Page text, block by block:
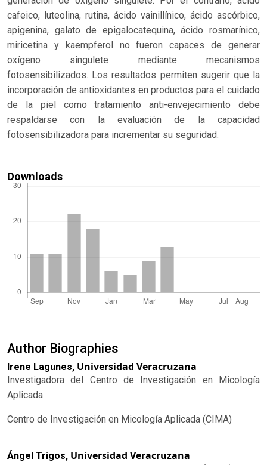
cafeico, luteolina, rutina, ácido vainillínico, ácido ascórbico,
apigenina, galato de epigalocatequina, ácido rosmarínico,
miricetina y kaempferol no fueron capaces de generar
oxígeno singulete mediante mecanismos
fotosensibilizados. Los resultados permiten sugerir que la
incorporación de antioxidantes en productos para el cuidado
de la piel como tratamiento anti-envejecimiento debe
respaldarse con la evaluación de la capacidad
fotosensibilizadora para incrementar su seguridad.
Downloads
Author Biographies
Irene Lagunes, Universidad Veracruzana
Investigadora del Centro de Investigación en Micología
Aplicada
Centro de Investigación en Micología Aplicada (CIMA)
Ángel Trigos, Universidad Veracruzana